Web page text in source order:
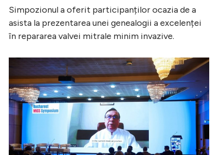
Simpozionul a oferit participanților ocazia de a
asista la prezentarea unei genealogii a excelenței
în repararea valvei mitrale minim invazive.